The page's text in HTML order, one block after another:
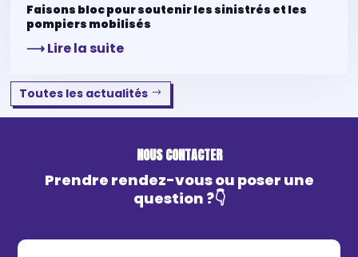
Faisons bloc pour soutenir les sinistrés et les
pompiers mobilisés
⟶ Lire la suite
Toutes les actualités
NOUS CONTACTER
Prendre rendez-vous ou poser une
question ?👇